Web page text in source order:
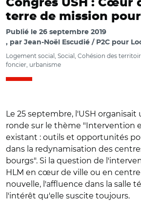
Congrès USH : Cœur
terre de mission pour
Publié le 26 septembre 2019
par Jean-Noël Escudié / P2C pour
Logement social, Social, Cohésion des
foncier, urbanisme
Le 25 septembre, l'USH organisait
ronde sur le thème "Intervention
existant : outils et opportunités
dans la redynamisation des
bourgs". Si la question de
HLM en cœur de ville ou en
nouvelle, l'affluence dans la salle
l'intérêt qu'elle suscite toujours.